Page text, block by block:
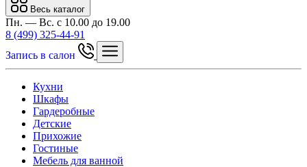
Весь каталог
Пн. — Вс. с 10.00 до 19.00
8 (499) 325-44-91
Запись в салон
Кухни
Шкафы
Гардеробные
Детские
Прихожие
Гостиные
Мебель для ванной